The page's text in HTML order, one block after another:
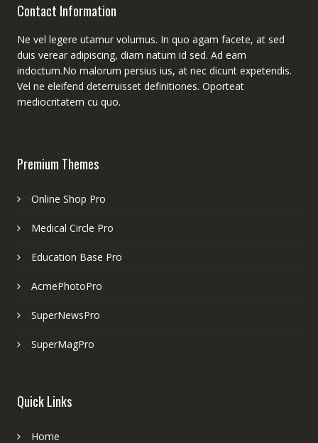
Contact Information
Ne vel legere utamur volumus. In quo agam facete, at sed
duis verear adipiscing, diam natum id sed. Ad eam
indoctum.No malorum persius ius, at nec dicunt expetendis.
Vel ne eleifend deterruisset definitiones. Oporteat
mediocritatem cu quo.
Premium Themes
Online Shop Pro
Medical Circle Pro
Education Base Pro
AcmePhotoPro
SuperNewsPro
SuperMagPro
Quick Links
Home